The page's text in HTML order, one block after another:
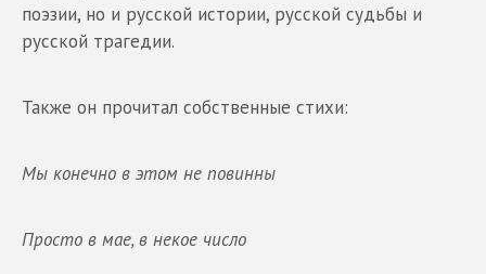
поэзии, но и русской истории, русской судьбы и
русской трагедии.
Также он прочитал собственные стихи:
Мы конечно в этом не повинны
Просто в мае, в некое число